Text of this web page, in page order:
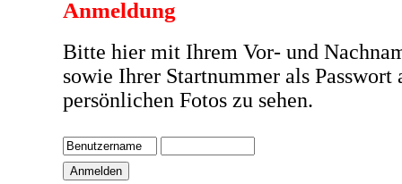
Anmeldung
Bitte hier mit Ihrem Vor- und
sowie Ihrer Startnummer als Passwort
persönlichen Fotos zu sehen.